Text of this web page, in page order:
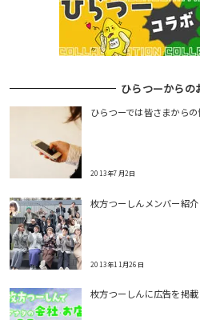
ひらつーからの
ひらつーでは皆さまから
2013年7月2日
枚方つーしんメンバー紹介
2013年11月26日
枚方つーしんに広告を掲